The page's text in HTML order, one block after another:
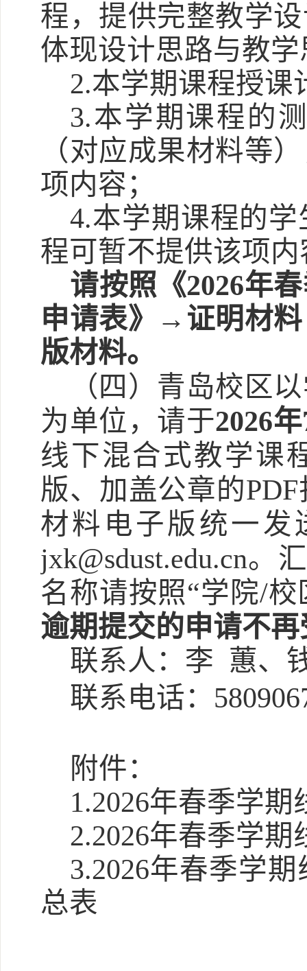
程，提供完整教学
体现设计思路与教
2.本学期课程授课
3.本学期课程的
（对应成果材料等）
项内容；
4.本学期课程的
程可暂不提供该项内
请按照《2026年
申请表》→证明材
版材料。
（四）青岛校区
为单位，请于2026
线下混合式教学课
版、加 盖公章的
材料电子版统一发
jxk@sdust.edu.cn。
名称请按照“学院/
逾期提交的申请不再
联系人：李 蕙、
联系电话：
附件：
1.2026年春季学
2.2026年春季学
3.2026年春季学
总表